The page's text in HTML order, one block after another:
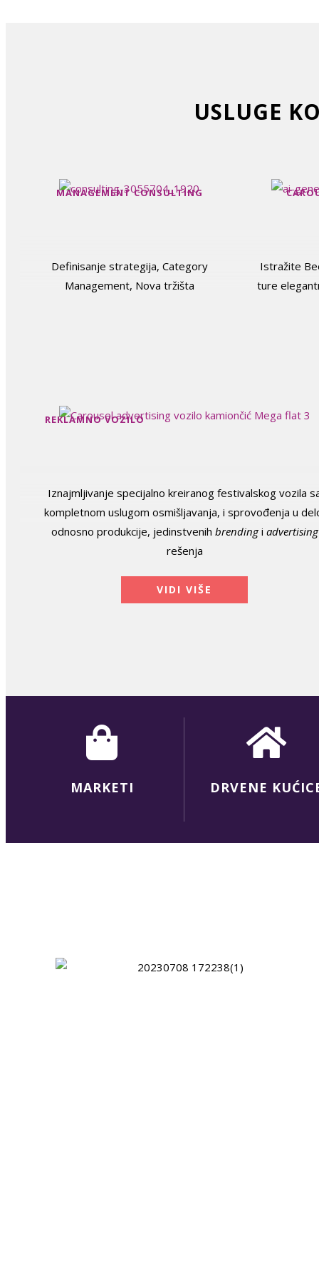
USLUGE
MANAGEMENT CONSULTING
Definisanje strategija, Category
Management, Nova tržišta
Istražite
ture
REKLAMNO VOZILO
Iznajmljivanje specijalno kreiranog festivalskog vozila
kompletnom uslugom osmišljavanja, i sprovođenja u
odnosno produkcije, jedinstvenih brendingi advertising
rešenja
VIDI VIŠE
MARKETI DRVENE